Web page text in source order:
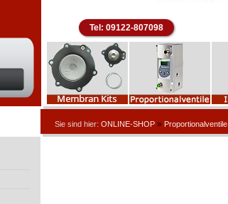
Tel: 09122-807098
Sie sind hier: ONLINE-SHOP » Proportionalventile